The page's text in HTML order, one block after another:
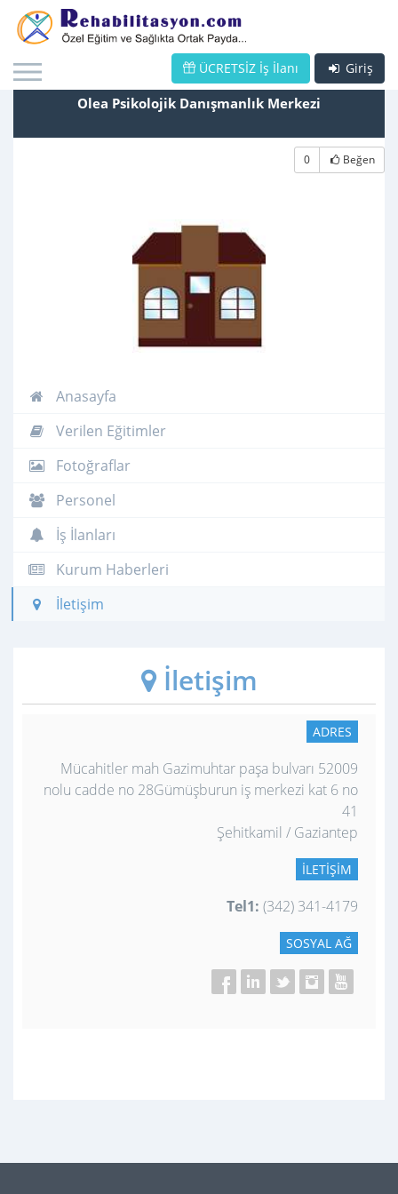
Giriş
ÜCRETSİZ İş İlanı
Olea Psikolojik Danışmanlık Merkezi
0 Beğen
Anasayfa
Verilen Eğitimler
Fotoğraflar
Personel
İş İlanları
Kurum Haberleri
İletişim
İletişim
ADRES
Mücahitler mah Gazimuhtar paşa bulvarı 52009
nolu cadde no 28Gümüşburun iş merkezi kat 6 no
41
Şehitkamil / Gaziantep
İLETIŞIM
Tel1: (342) 341-4179
SOSYAL AĞ